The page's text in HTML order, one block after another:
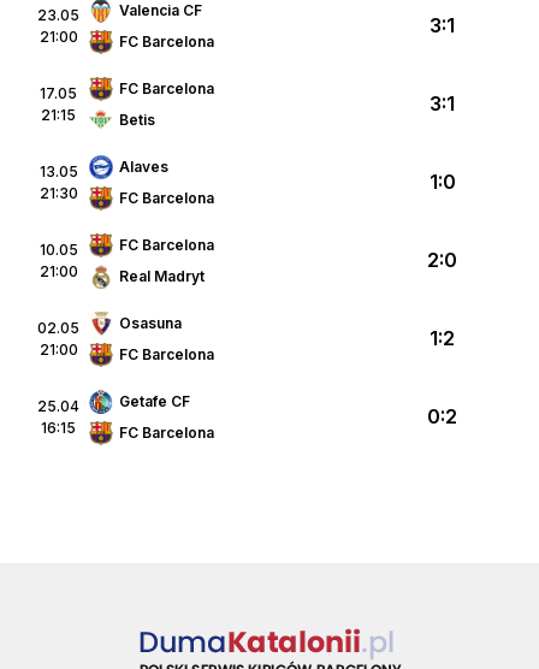
23.05
21:00
Valencia CF
FC Barcelona
3:1
17.05
21:15
FC Barcelona
Betis
3:1
13.05
21:30
Alaves
FC Barcelona
1:0
10.05
21:00
FC Barcelona
Real Madryt
2:0
02.05
21:00
Osasuna
FC Barcelona
1:2
25.04
16:15
Getafe CF
FC Barcelona
0:2